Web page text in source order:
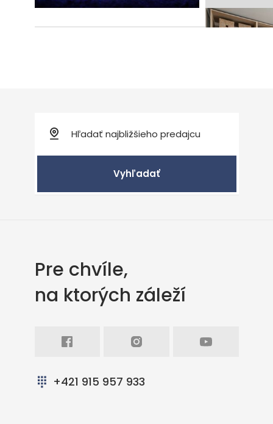
Vyhľadať
Pre chvíle,
na ktorých záleží
+421 915 957 933